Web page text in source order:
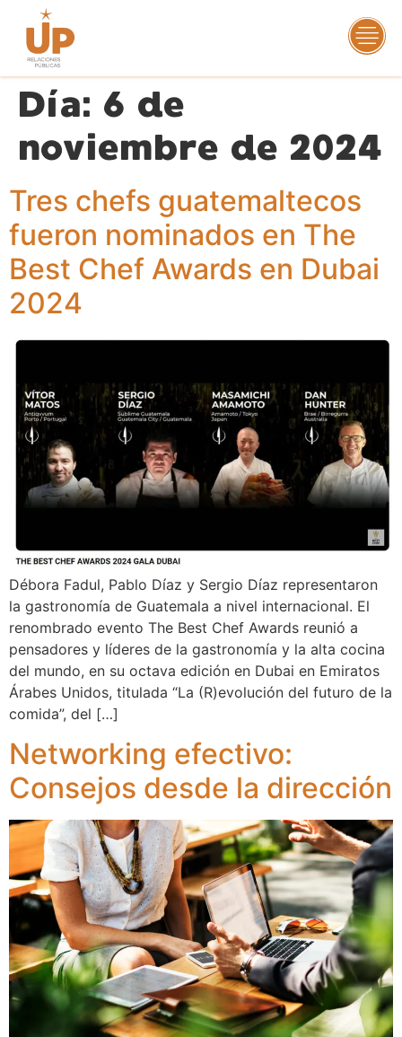
Día: 6 de
noviembre de 2024
Tres chefs guatemaltecos
fueron nominados en The
Best Chef Awards en Dubai
2024
Débora Fadul, Pablo Díaz y Sergio Díaz representaron
la gastronomía de Guatemala a nivel internacional. El
renombrado evento The Best Chef Awards reunió a
pensadores y líderes de la gastronomía y la alta cocina
del mundo, en su octava edición en Dubai en Emiratos
Árabes Unidos, titulada “La (R)evolución del futuro de la
comida”, del […]
Networking efectivo:
Consejos desde la dirección